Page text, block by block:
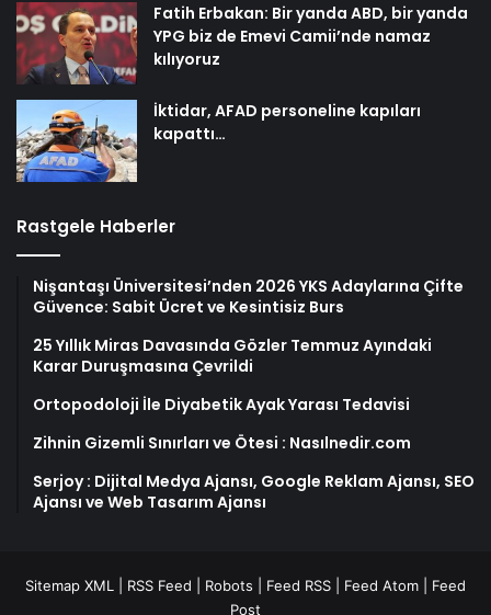
Fatih Erbakan: Bir yanda ABD, bir yanda
YPG biz de Emevi Camii’nde namaz
kılıyoruz
İktidar, AFAD personeline kapıları
kapattı…
Rastgele Haberler
Nişantaşı Üniversitesi’nden 2026 YKS Adaylarına Çifte
Güvence: Sabit Ücret ve Kesintisiz Burs
25 Yıllık Miras Davasında Gözler Temmuz Ayındaki
Karar Duruşmasına Çevrildi
Ortopodoloji İle Diyabetik Ayak Yarası Tedavisi
Zihnin Gizemli Sınırları ve Ötesi : Nasılnedir.com
Serjoy : Dijital Medya Ajansı, Google Reklam Ajansı, SEO
Ajansı ve Web Tasarım Ajansı
Sitemap XML RSS Feed Robots Feed RSS Feed Atom
Feed
Post